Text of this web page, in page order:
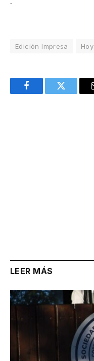
Edición Impresa Hoy
FacebookTwitter
LEER MÁS